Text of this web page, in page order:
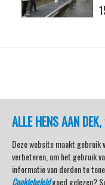
ALLE HENS AAN
Deze website maakt gebruik
verbeteren, om het gebruik
informatie van derden te
Cookiebeleidgoed gelezen?